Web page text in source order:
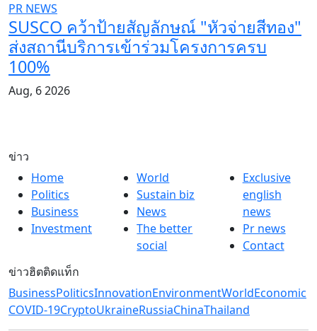
PR NEWS
SUSCO คว้าป้ายสัญลักษณ์ "หัวจ่ายสีทอง"
ส่งสถานีบริการเข้าร่วมโครงการครบ
100%
Aug, 6 2026
ข่าว
Home
Politics
Business
Investment
World
Sustain biz
News
The better
social
Exclusive
english
news
Pr news
Contact
ข่าวฮิตติดแท็ก
BusinessPoliticsInnovationEnvironmentWorldEconomic
COVID-19CryptoUkraineRussiaChinaThailand